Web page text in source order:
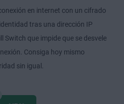
en internet con un cifrado
tras una dirección IP
Switch que impide que se desvele
Consiga hoy mismo
sin igual.